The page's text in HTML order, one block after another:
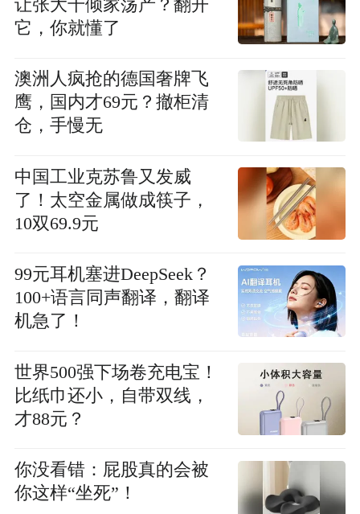
让张大千倾家荡产？翻开
它，你就懂了
澳洲人疯抢的德国奢牌飞
鹰，国内才69元？撤柜清
仓，手慢无
中国工业克苏鲁又发威
了！太空金属做成筷子，
10双69.9元
99元耳机塞进DeepSeek？
100+语言同声翻译，翻译
机急了！
世界500强下场卷充电宝！
比纸巾还小，自带双线，
才88元？
你没看错：屁股真的会被
你这样“坐死”！